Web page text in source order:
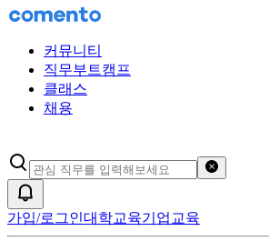
커뮤니티
직무부트캠프
클래스
채용
가입/로그인대학교육기업교육